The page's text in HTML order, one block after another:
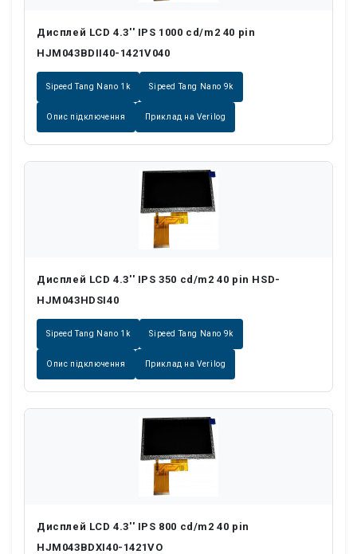
Дисплей LCD 4.3'' IPS 1000 cd/m2 40 pin
HJM043BDII40-1421V040
Sipeed Tang Nano 1k Sipeed Tang Nano 9k
Опис підключення Приклад на Verilog
Дисплей LCD 4.3'' IPS 350 cd/m2 40 pin HSD-
HJM043HDSI40
Sipeed Tang Nano 1k Sipeed Tang Nano 9k
Опис підключення Приклад на Verilog
Дисплей LCD 4.3'' IPS 800 cd/m2 40 pin
HJM043BDXI40-1421VO